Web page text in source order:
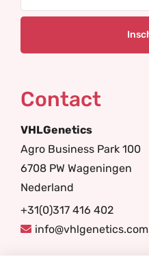
Contact
VHLGenetics
Agro Business Park 100
6708 PW Wageningen
Nederland
+31(0)317 416 402
info@vhlgenetics.com